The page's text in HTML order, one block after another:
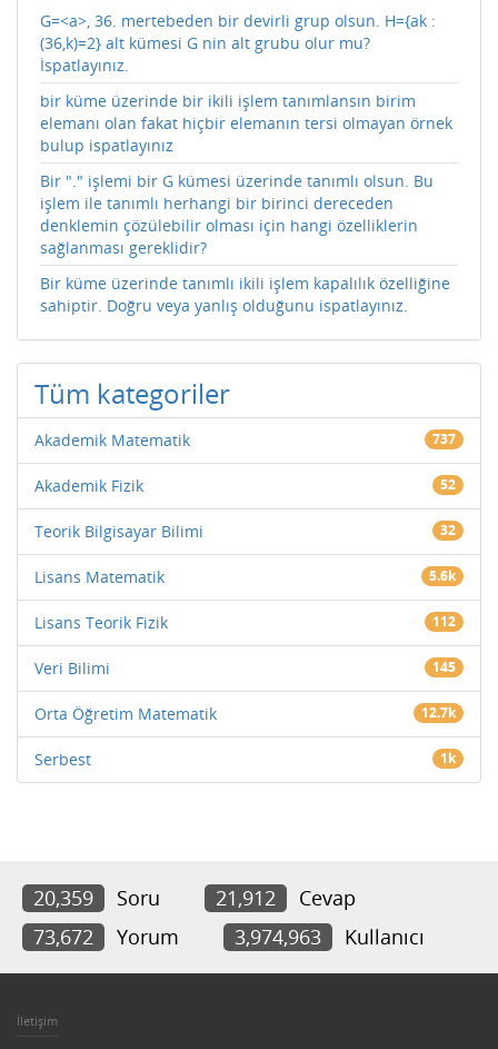
G=<a>, 36. mertebeden bir devirli grup olsun. H={ak :
(36,k)=2} alt kümesi G nin alt grubu olur mu?
İspatlayınız.
bir küme üzerinde bir ikili işlem tanımlansın birim
elemanı olan fakat hiçbir elemanın tersi olmayan örnek
bulup ispatlayınız
Bir "." işlemi bir G kümesi üzerinde tanımlı olsun. Bu
işlem ile tanımlı herhangi bir birinci dereceden
denklemin çözülebilir olması için hangi özelliklerin
sağlanması gereklidir?
Bir küme üzerinde tanımlı ikili işlem kapalılık özelliğine
sahiptir. Doğru veya yanlış olduğunu ispatlayınız.
Tüm kategoriler
Akademik Matematik 737
Akademik Fizik 52
Teorik Bilgisayar Bilimi 32
Lisans Matematik 5.6k
Lisans Teorik Fizik 112
Veri Bilimi 145
Orta Öğretim Matematik 12.7k
Serbest 1k
20,359 Soru 21,912
Cevap
73,672
Yorum 3,974,963 Kullanıcı
İletişim